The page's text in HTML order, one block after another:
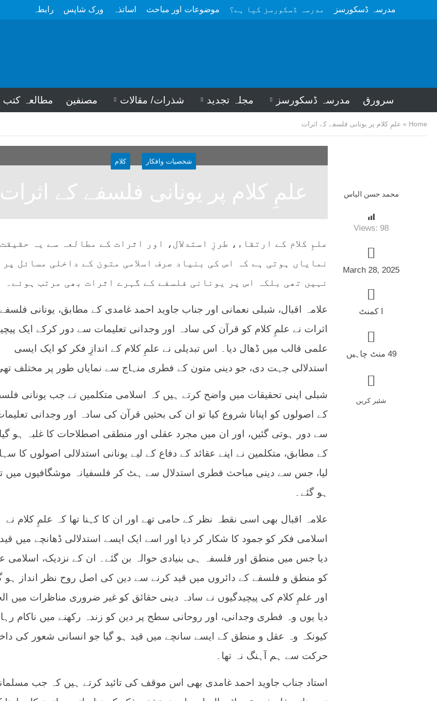
مدرسہ ڈسکورسز مدرسہ ڈسکورسز کیا ہے؟ موضوعات اور مباحث اساتذہ ورک شاپس رابطہ
سرورق مدرسہ ڈسکورسز مجلہ تجدید شذرات/ مقالات مصنفین مطالعہ کتب
Home
» علمِ کلام پر یونانی فلسفے کے اثرات
محمد حسن الیاس
Views: 98
March 28, 2025
ا کمنٹ
49 منٹ چاہیں
شئیر کریں
شخصیات وافکار کلام
علمِ کلام پر یونانی فلسفے کے اثرات
علمِ کلام کے ارتقاء، طرزِ استدلال، اور اثرات کے مطالعہ سے یہ حقیقت
نمایاں ہوتی ہے کہ اس کی بنیاد صرف اسلامی متون کے داخلی مسائل پر
نہیں تھی بلکہ اس پر یونانی فلسفے کے گہرے اثرات بھی مرتب ہوئے۔
علامہ اقبال، شبلی نعمانی اور جناب جاوید احمد غامدی کے مطابق، یونانی
اثرات نے علمِ کلام کو قرآن کی سادہ اور وجدانی تعلیمات سے دور کرکے ایک
علمی قالب میں ڈھال دیا۔ اس تبدیلی نے علمِ کلام کے اندازِ فکر کو ایک ایسی
استدلالی جہت دی، جو دینی متون کے فطری منہاج سے نمایاں طور پر مختلف
شبلی اپنی تحقیقات میں واضح کرتے ہیں کہ اسلامی متکلمین نے جب یونانی
کے اصولوں کو اپنانا شروع کیا تو ان کی بحثیں قرآن کی سادہ اور وجدانی
سے دور ہوتی گئیں، اور ان میں مجرد عقلی اور منطقی اصطلاحات کا غلبہ ہو
کے مطابق، متکلمین نے اپنے عقائد کے دفاع کے لیے یونانی استدلالی اصولوں کا
لیا، جس سے دینی مباحث فطری استدلال سے ہٹ کر فلسفیانہ موشگافیوں میں
ہو گئے۔
علامہ اقبال بھی اسی نقطہ نظر کے حامی تھے اور ان کا کہنا تھا کہ علمِ کلام نے
اسلامی فکر کو جمود کا شکار کر دیا اور اسے ایک ایسے استدلالی ڈھانچے میں
دیا جس میں منطق اور فلسفہ ہی بنیادی حوالہ بن گئے۔ ان کے نزدیک، اسلامی
کو منطق و فلسفے کے دائروں میں قید کرنے سے دین کی اصل روح نظر انداز ہو
اور علمِ کلام کی پیچیدگیوں نے سادہ دینی حقائق کو غیر ضروری مناظرات میں
دیا یوں وہ فطری وجدانی، اور روحانی سطح پر دین کو زندہ رکھنے میں ناکام
کیونکہ وہ عقل و منطق کے ایسے سانچے میں قید ہو گیا جو انسانی شعور کی
حرکت سے ہم آہنگ نہ تھا۔
استاد جناب جاوید احمد غامدی بھی اس موقف کی تائید کرتے ہیں کہ جب